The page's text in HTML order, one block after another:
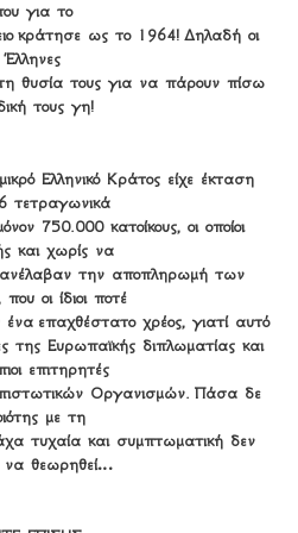
για το
κράτησε ως το 1964! Δηλαδή οι
Έλληνες
θυσία τους για να πάρουν πίσω
τους γη!
Ελληνικό Κράτος είχε έκταση
τετραγωνικά
750.000 κατοίκους, οι οποίοι
και χωρίς να
την αποπληρωμή των
οι ίδιοι ποτέ
επαχθέστατο χρέος, γιατί αυτό
της Ευρωπαϊκής διπλωματίας και
επιτηρητές
Οργανισμών. Πάσα δε
με τη
τυχαία και συμπτωματική δεν
να θεωρηθεί…